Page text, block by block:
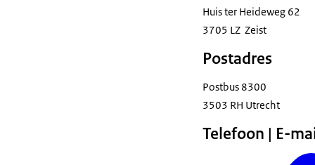
Huis ter Heideweg 62
3705 LZ Zeist
Postadres
Postbus 8300
3503 RH Utrecht
Telefoon | E-